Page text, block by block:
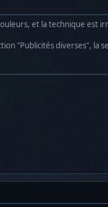
et la technique est
"Publicités diverses", la